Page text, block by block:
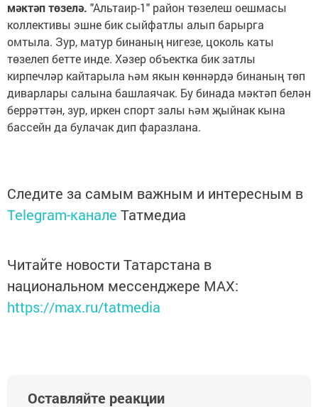
мәктәп төзелә. "Альтаир-1" район төзелеш оешмасы
коллективы эшне бик сыйфатлы алып барырга
омтыла. Зур, матур бинаның нигезе, цоколь каты
төзелеп бетте инде. Хәзер объектка бик затлы
кирпечләр кайтарыла һәм якын көннәрдә бинаның төп
диварлары салына башлаячак. Бу бинада мәктәп белән
беррәттән, зур, иркен спорт залы һәм җыйнак кына
бассейн да булачак дип фаразлана.
Следите за самым важным и интересным в
Telegram-канале Татмедиа
Читайте новости Татарстана в
национальном мессенджере MАХ:
https://max.ru/tatmedia
Оставляйте реакции